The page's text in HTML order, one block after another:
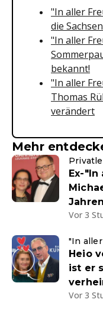
"In aller
die
"In aller
bekannt!
"In aller
Thomas
verändert
Mehr
Ex-
Vor 3
"In
Heio
ist er
Vor 3